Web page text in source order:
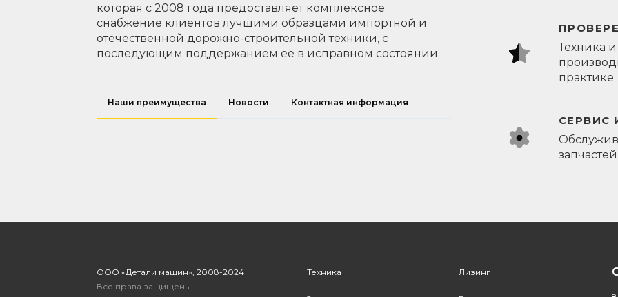
которая с 2008 года предоставляет комплексное
снабжение клиентов лучшими образцами импортной и
отечественной дорожно-строительной техники, с
последующим поддержанием её в исправном состоянии
Наши преимущества Новости Контактная информация
Техника
практике
СЕРВИС
ООО «Детали машин», 2008-2024
Все права защищены
Техника Лизинг